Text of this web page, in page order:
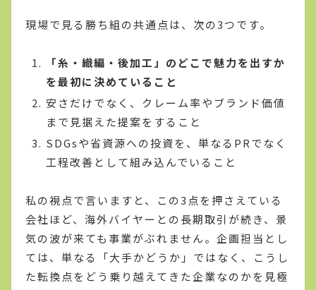
現場で見る勝ち組の共通点は、次の3つです。
「糸・織編・後加工」のどこで魅力を出すか
を最初に決めていること
安さだけでなく、クレーム率やブランド価値
まで見据えた提案をすること
SDGsや省資源への投資を、単なるPRでなく
工程改善として組み込んでいること
私の視点で言いますと、この3点を押さえている
会社ほど、海外バイヤーとの長期取引が続き、景
気の波が来ても事業がぶれません。企画担当とし
ては、単なる「大手かどうか」ではなく、こうし
た転換点をどう乗り越えてきた企業なのかを見極